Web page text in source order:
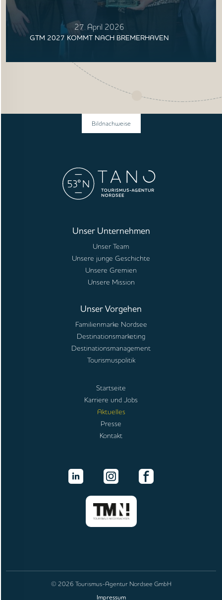
27. April 2026
GTM 2027 KOMMT NACH BREMERHAVEN
Bildnachweise
Unser Unternehmen
Unser Team
Unsere junge Geschichte
Unsere Gremien
Unsere Mission
Unser Vorgehen
Familienmarke Nordsee
Destinationsmarketing
Destinationsmanagement
Tourismuspolitik
Startseite
Karriere und Jobs
Aktuelles
Presse
Kontakt
© 2026 Tourismus-Agentur Nordsee GmbH
Impressum